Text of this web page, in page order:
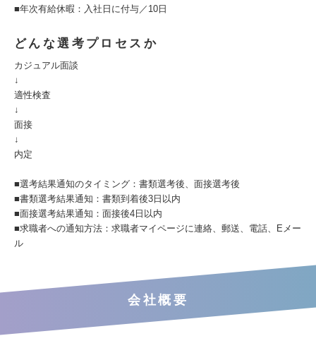
■年次有給休暇：入社日に付与／10日
どんな選考プロセスか
カジュアル面談
↓
適性検査
↓
面接
↓
内定
■選考結果通知のタイミング：書類選考後、面接選考後
■書類選考結果通知：書類到着後3日以内
■面接選考結果通知：面接後4日以内
■求職者への通知方法：求職者マイページに連絡、郵送、電話、Eメー
ル
会社概要